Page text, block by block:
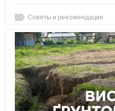
Советы и рекомендации